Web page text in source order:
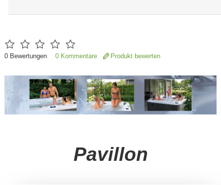
0Bewertungen 0 Kommentare Produkt bewerten
Pavillon